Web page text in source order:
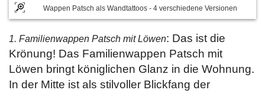
Wappen Patsch als Wandtattoos - 4 verschiedene Versionen
1. Familienwappen Patsch mit Löwen: Das ist die
Krönung! Das Familienwappen Patsch mit
Löwen bringt königlichen Glanz in die Wohnung.
In der Mitte ist als stilvoller Blickfang der